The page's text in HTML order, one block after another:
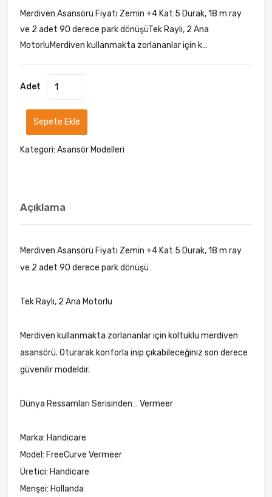
Merdiven Asansörü Fiyatı Zemin +4 Kat 5 Durak, 18 m ray
ve 2 adet 90 derece park dönüşüTek Raylı, 2 Ana
MotorluMerdiven kullanmakta zorlananlar için k...
Adet
Sepete Ekle
Kategori: Asansör Modelleri
Açıklama
Merdiven Asansörü Fiyatı Zemin +4 Kat 5 Durak, 18 m ray
ve 2 adet 90 derece park dönüşü
Tek Raylı, 2 Ana Motorlu
Merdiven kullanmakta zorlananlar için koltuklu merdiven
asansörü. Oturarak konforla inip çıkabileceğiniz son derece
güvenilir modeldir.
Dünya Ressamları Serisinden… Vermeer
Marka: Handicare
Model: FreeCurve Vermeer
Üretici: Handicare
Menşei: Hollanda